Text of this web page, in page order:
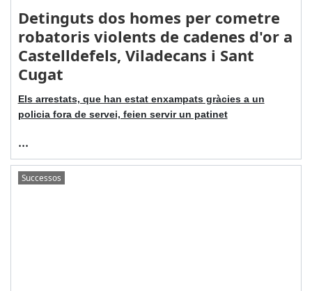
Detinguts dos homes per cometre
robatoris violents de cadenes d'or a
Castelldefels, Viladecans i Sant
Cugat
Els arrestats, que han estat enxampats gràcies a un
policia fora de servei, feien servir un patinet
...
Successos